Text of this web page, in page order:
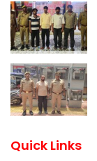
Quick Links